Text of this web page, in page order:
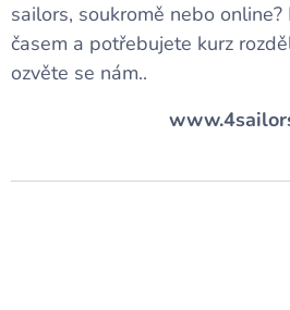
sailors, soukromě nebo
časem a potřebujete kurz
ozvěte se nám..